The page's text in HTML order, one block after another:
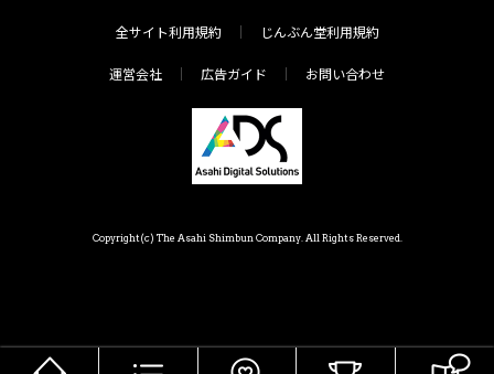
全サイト利用規約 じんぶん堂利用規約
運営会社 広告ガイド お問い合わせ
Copyright(c) The Asahi Shimbun Company. All Rights Reserved.